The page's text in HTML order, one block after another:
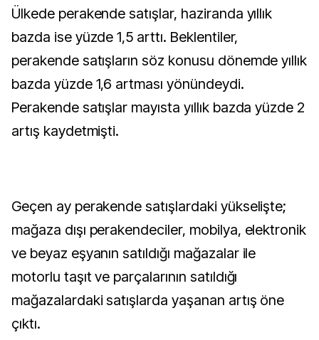
Ülkede perakende satışlar, haziranda yıllık
bazda ise yüzde 1,5 arttı. Beklentiler,
perakende satışların söz konusu dönemde yıllık
bazda yüzde 1,6 artması yönündeydi.
Perakende satışlar mayısta yıllık bazda yüzde 2
artış kaydetmişti.
Geçen ay perakende satışlardaki yükselişte;
mağaza dışı perakendeciler, mobilya, elektronik
ve beyaz eşyanın satıldığı mağazalar ile
motorlu taşıt ve parçalarının satıldığı
mağazalardaki satışlarda yaşanan artış öne
çıktı.